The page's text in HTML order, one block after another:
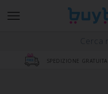
SPEDIZIONE